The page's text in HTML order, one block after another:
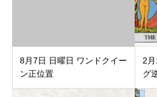
8月7日 日曜日 ワンドクイー
ン正位置
2
グ